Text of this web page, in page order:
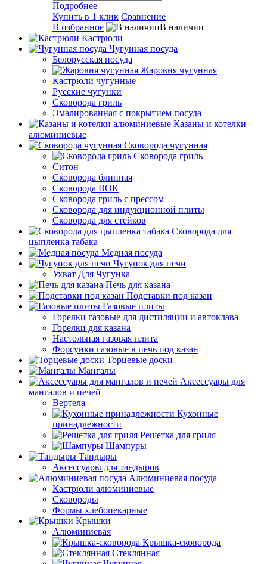
Подробнее
Купить в 1 клик Сравнение
В избранное
В наличии
Кастрюли
Чугунная посуда
Белорусская посуда
Жаровня чугунная
Кастрюли чугунные
Русские чугунки
Сковорода гриль
Эмалированная с покрытием посуда
Казаны и котелки
алюминиевые
Сковорода чугунная
Сковорода гриль
Ситон
Сковорода блинная
Сковорода ВОК
Сковорода гриль с прессом
Сковорода для индукционной плиты
Сковорода для стейков
Сковорода для
цыпленка табака
Медная посуда
Чугунок для печи
Ухват Для Чугунка
Печь для казана
Подставки под казан
Газовые плиты
Горелки газовые для дистиляции и автоклава
Горелки для казана
Настольная газовая плита
Форсунки газовые в печь под казан
Торцевые доски
Мангалы
Аксессуары для
мангалов и печей
Вертела
Кухонные
принадлежности
Решетка для гриля
Шампуры
Тандыры
Аксессуары для тандыров
Алюминиевая посуда
Кастрюли алюминиевые
Сковороды
Формы хлебопекарные
Крышки
Алюминиевая
Крышка-сковорода
Стеклянная